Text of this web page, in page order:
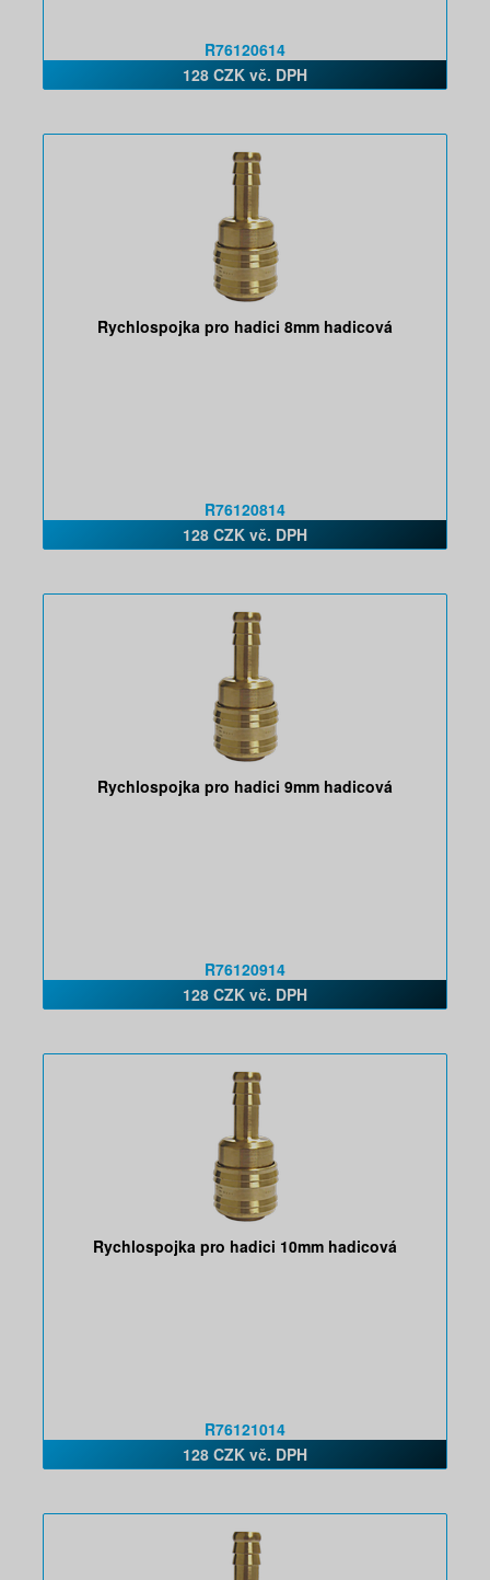
R76120614
128 CZK vč. DPH
Rychlospojka pro hadici 8mm hadicová
R76120814
128 CZK vč. DPH
Rychlospojka pro hadici 9mm hadicová
R76120914
128 CZK vč. DPH
Rychlospojka pro hadici 10mm hadicová
R76121014
128 CZK vč. DPH